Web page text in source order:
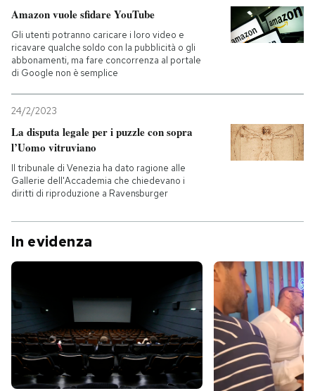
Amazon vuole sfidare YouTube
Gli utenti potranno caricare i loro video e
ricavare qualche soldo con la pubblicità o gli
abbonamenti, ma fare concorrenza al portale
di Google non è semplice
24/2/2023
La disputa legale per i puzzle con sopra
l’Uomo vitruviano
Il tribunale di Venezia ha dato ragione alle
Gallerie dell'Accademia che chiedevano i
diritti di riproduzione a Ravensburger
In evidenza